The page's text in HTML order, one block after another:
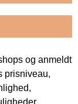
og anmeldt
prisniveau,